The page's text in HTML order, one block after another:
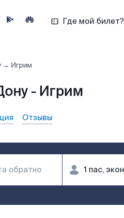
Где мой билет?
→ Игрим
- Игрим
Отзывы